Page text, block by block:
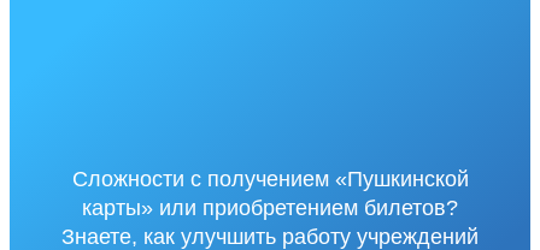
Сложности с получением «Пушкинской
карты» или приобретением билетов?
Знаете, как улучшить работу учреждений